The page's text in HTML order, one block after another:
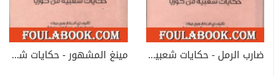
ضارب الرمل - حكايات شعبية من كوريا
مينغ المشهور - حكايات شعبية من كوريا